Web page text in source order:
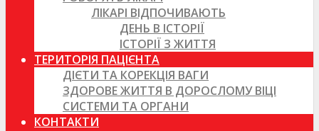
ЛІКАРІ ВІДПОЧИВАЮТЬ
ДЕНЬ В ІСТОРІЇ
ІСТОРІЇ З ЖИТТЯ
ТЕРИТОРІЯ ПАЦІЄНТА
ДІЄТИ ТА КОРЕКЦІЯ ВАГИ
ЗДОРОВЕ ЖИТТЯ В ДОРОСЛОМУ ВІЦІ
СИСТЕМИ ТА ОРГАНИ
КОНТАКТИ